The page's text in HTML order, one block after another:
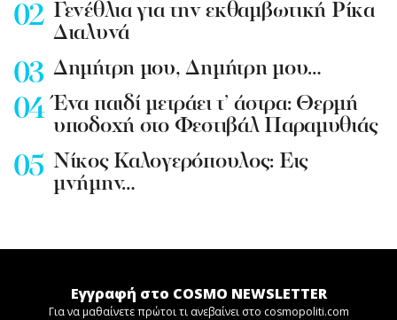
Γενέθλια για την εκθαμβωτική Ρίκα
Διαλυνά
Δημήτρη μου, Δημήτρη μου…
Ένα παιδί μετράει τ’ άστρα: Θερμή
υποδοχή στο Φεστιβάλ Παραμυθιάς
Νίκος Καλογερόπουλος: Εις
μνήμην…
Εγγραφή στο COSMO NEWSLETTER
Για να μαθαίνετε πρώτοι τι ανεβαίνει στο cosmopoliti.com